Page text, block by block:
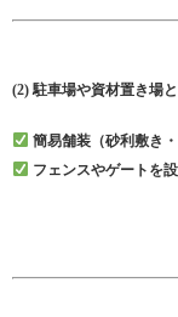
(2) 駐車場や資材置き場
簡易舗装（砂利敷き
フェンスやゲートを